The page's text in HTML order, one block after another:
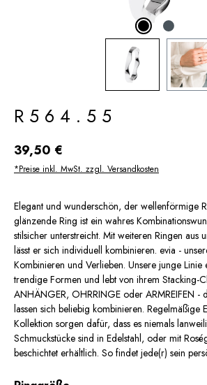
R564.55
Regulärer Preis:
39,50 €
*Preise inkl. MwSt. zzgl. Versandkosten
Elegant und wunderschön, der wellenförmige
glänzende Ring ist ein wahres
stilsicher unterstreicht. Mit weiteren Ringen aus
lässt er sich individuell kombinieren. evia -
Kombinieren und Verlieben. Unsere junge Linie
trendige Formen und lebt von ihrem Stacking-
ANHÄNGER, OHRRINGE oder ARMREIFEN -
lassen sich beliebig kombinieren. Regelmäßige
Kollektion sorgen dafür, dass es niemals
Schmuckstücke sind in Edelstahl, oder mit
beschichtet erhältlich. So findet jede(r) sein